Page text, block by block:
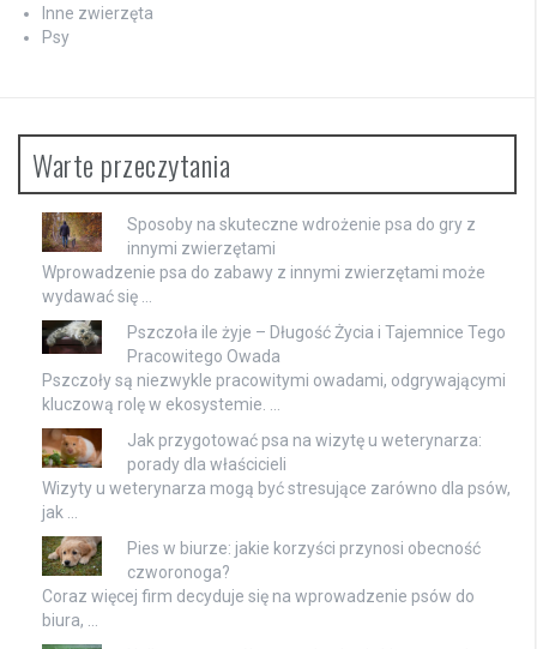
Inne zwierzęta
Psy
Warte przeczytania
Sposoby na skuteczne wdrożenie psa do gry z
innymi zwierzętami
Wprowadzenie psa do zabawy z innymi zwierzętami może
wydawać się …
Pszczoła ile żyje – Długość Życia i Tajemnice Tego
Pracowitego Owada
Pszczoły są niezwykle pracowitymi owadami, odgrywającymi
kluczową rolę w ekosystemie. …
Jak przygotować psa na wizytę u weterynarza:
porady dla właścicieli
Wizyty u weterynarza mogą być stresujące zarówno dla psów,
jak …
Pies w biurze: jakie korzyści przynosi obecność
czworonoga?
Coraz więcej firm decyduje się na wprowadzenie psów do
biura, …